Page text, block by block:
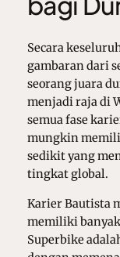
Secara
gambaran dari
seorang juara
menjadi raja di
semua fase
mungkin
sedikit yang
tingkat global.
Karier Bautista
memiliki
Superbike